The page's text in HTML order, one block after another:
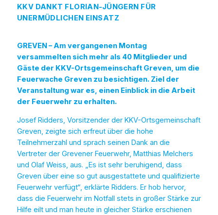
KKV DANKT FLORIAN-JÜNGERN FÜR
UNERMÜDLICHEN EINSATZ
GREVEN – Am vergangenen Montag
versammelten sich mehr als 40 Mitglieder und
Gäste der KKV-Ortsgemeinschaft Greven, um die
Feuerwache Greven zu besichtigen. Ziel der
Veranstaltung war es, einen Einblick in die Arbeit
der Feuerwehr zu erhalten.
Josef Ridders, Vorsitzender der KKV-Ortsgemeinschaft
Greven, zeigte sich erfreut über die hohe
Teilnehmerzahl und sprach seinen Dank an die
Vertreter der Grevener Feuerwehr, Matthias Melchers
und Olaf Weiss, aus. „Es ist sehr beruhigend, dass
Greven über eine so gut ausgestattete und qualifizierte
Feuerwehr verfügt“, erklärte Ridders. Er hob hervor,
dass die Feuerwehr im Notfall stets in großer Stärke zur
Hilfe eilt und man heute in gleicher Stärke erschienen